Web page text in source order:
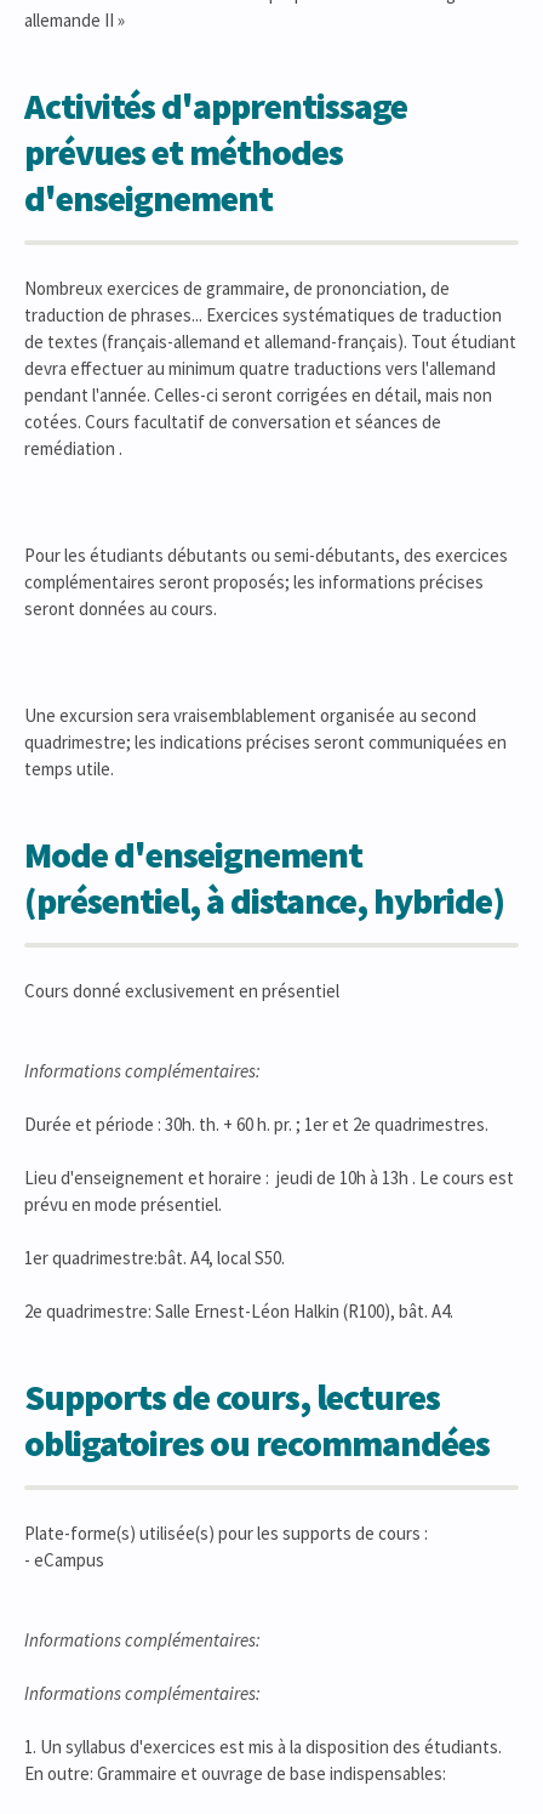
allemande II »
Activités d'apprentissage
prévues et méthodes
d'enseignement
Nombreux exercices de grammaire, de prononciation, de
traduction de phrases... Exercices systématiques de traduction
de textes (français-allemand et allemand-français). Tout étudiant
devra effectuer au minimum quatre traductions vers l'allemand
pendant l'année. Celles-ci seront corrigées en détail, mais non
cotées. Cours facultatif de conversation et séances de
remédiation .
Pour les étudiants débutants ou semi-débutants, des exercices
complémentaires seront proposés; les informations précises
seront données au cours.
Une excursion sera vraisemblablement organisée au second
quadrimestre; les indications précises seront communiquées en
temps utile.
Mode d'enseignement
(présentiel, à distance, hybride)
Cours donné exclusivement en présentiel
Informations complémentaires:
Durée et période : 30h. th. + 60 h. pr. ; 1er et 2e quadrimestres.
Lieu d'enseignement et horaire : jeudi de 10h à 13h . Le cours est
prévu en mode présentiel.
1er quadrimestre:bât. A4, local S50.
2e quadrimestre: Salle Ernest-Léon Halkin (R100), bât. A4.
Supports de cours, lectures
obligatoires ou recommandées
Plate-forme(s) utilisée(s) pour les supports de cours :
- eCampus
Informations complémentaires:
Informations complémentaires:
1. Un syllabus d'exercices est mis à la disposition des étudiants.
En outre: Grammaire et ouvrage de base indispensables: